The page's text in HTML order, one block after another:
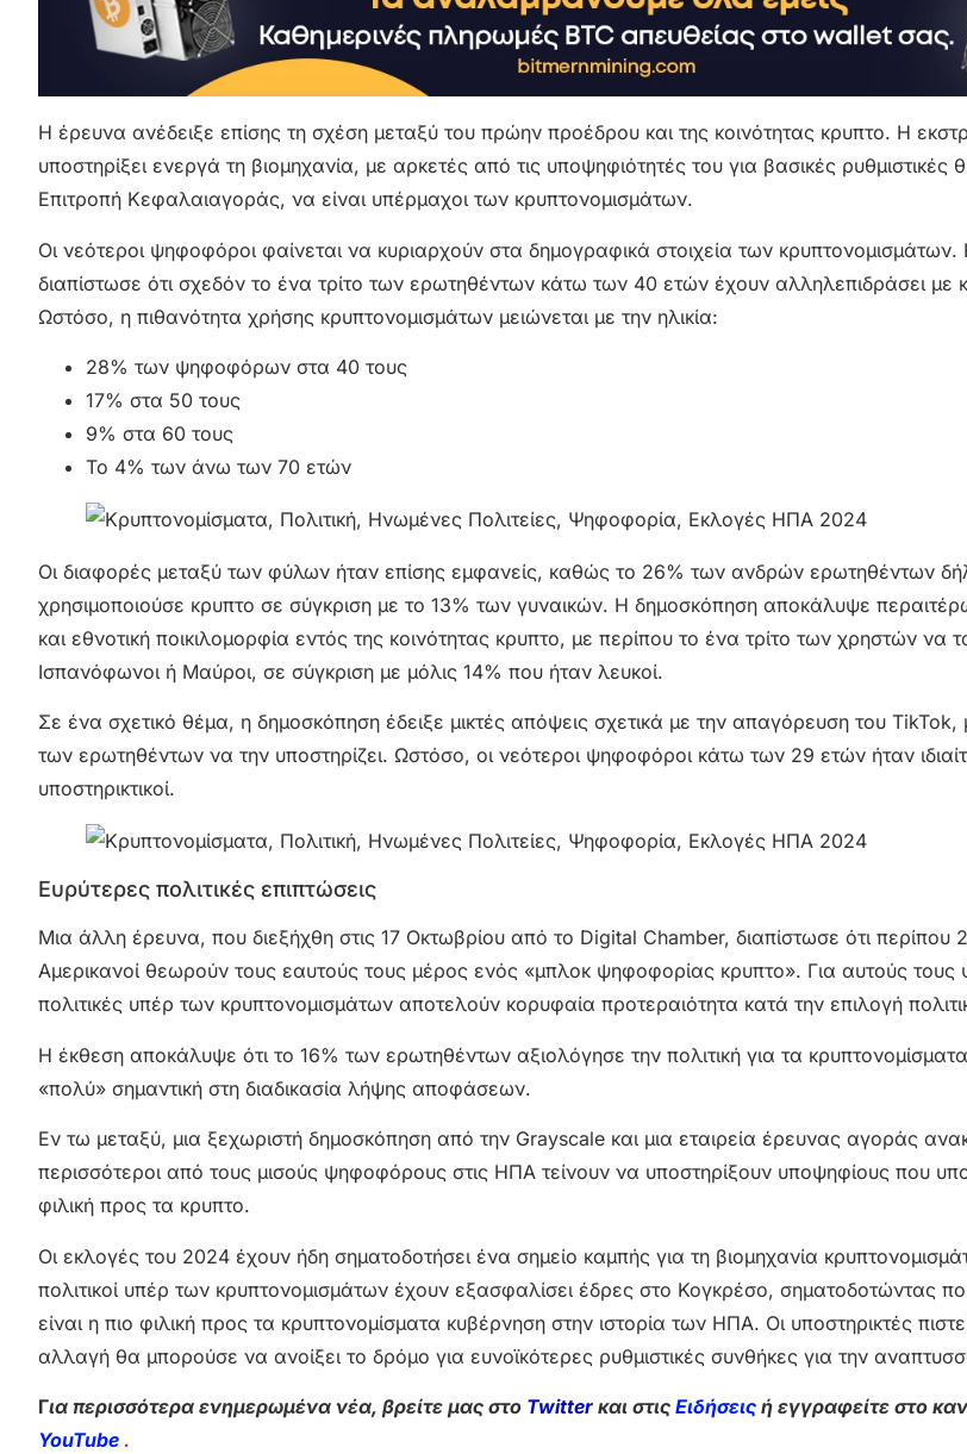
Η έρευνα ανέδειξε επίσης τη σχέση μεταξύ του πρώην προέδρου και της κοινότητας κρυπτο. Η
υποστηρίξει ενεργά τη βιομηχανία, με αρκετές από τις υποψηφιότητές του για βασικές ρυθμιστικές
Επιτροπή Κεφαλαιαγοράς, να είναι υπέρμαχοι των κρυπτονομισμάτων.
Οι νεότεροι ψηφοφόροι φαίνεται να κυριαρχούν στα δημογραφικά στοιχεία των
διαπίστωσε ότι σχεδόν το ένα τρίτο των ερωτηθέντων κάτω των 40 ετών έχουν αλληλεπιδράσει με
Ωστόσο, η πιθανότητα χρήσης κρυπτονομισμάτων μειώνεται με την ηλικία:
28% των ψηφοφόρων στα 40 τους
17% στα 50 τους
9% στα 60 τους
Το 4% των άνω των 70 ετών
Οι διαφορές μεταξύ των φύλων ήταν επίσης εμφανείς, καθώς το 26% των ανδρών ερωτηθέντων
χρησιμοποιούσε κρυπτο σε σύγκριση με το 13% των γυναικών. Η δημοσκόπηση αποκάλυψε
και εθνοτική ποικιλομορφία εντός της κοινότητας κρυπτο, με περίπου το ένα τρίτο των χρηστών να
Ισπανόφωνοι ή Μαύροι, σε σύγκριση με μόλις 14% που ήταν λευκοί.
Σε ένα σχετικό θέμα, η δημοσκόπηση έδειξε μικτές απόψεις σχετικά με την απαγόρευση του TikTok,
των ερωτηθέντων να την υποστηρίζει. Ωστόσο, οι νεότεροι ψηφοφόροι κάτω των 29 ετών ήταν
υποστηρικτικοί.
Ευρύτερες πολιτικές επιπτώσεις
Μια άλλη έρευνα, που διεξήχθη στις 17 Οκτωβρίου από το Digital Chamber, διαπίστωσε ότι περίπου
Αμερικανοί θεωρούν τους εαυτούς τους μέρος ενός «μπλοκ ψηφοφορίας κρυπτο». Για αυτούς
πολιτικές υπέρ των κρυπτονομισμάτων αποτελούν κορυφαία προτεραιότητα κατά την επιλογή
Η έκθεση αποκάλυψε ότι το 16% των ερωτηθέντων αξιολόγησε την πολιτική για τα
«πολύ» σημαντική στη διαδικασία λήψης αποφάσεων.
Εν τω μεταξύ, μια ξεχωριστή δημοσκόπηση από την Grayscale και μια εταιρεία έρευνας αγοράς
περισσότεροι από τους μισούς ψηφοφόρους στις ΗΠΑ τείνουν να υποστηρίξουν υποψηφίους που
φιλική προς τα κρυπτο.
Οι εκλογές του 2024 έχουν ήδη σηματοδοτήσει ένα σημείο καμπής για τη βιομηχανία
πολιτικοί υπέρ των κρυπτονομισμάτων έχουν εξασφαλίσει έδρες στο Κογκρέσο, σηματοδοτώντας
είναι η πιο φιλική προς τα κρυπτονομίσματα κυβέρνηση στην ιστορία των ΗΠΑ. Οι υποστηρικτές
αλλαγή θα μπορούσε να ανοίξει το δρόμο για ευνοϊκότερες ρυθμιστικές συνθήκες για την
Για περισσότερα ενημερωμένα νέα, βρείτε μας στο Twitter και στις Ειδήσεις ή εγγραφείτε στο
YouTube .